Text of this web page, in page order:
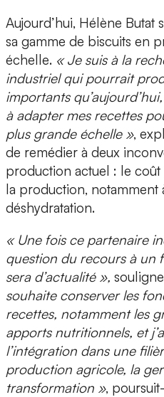
Aujourd’hui, Hélène Butat
sa gamme de biscuits en
échelle. « Je suis à la
industriel qui pourrait
importants
à adapter mes recettes
plus grande échelle »,
de remédier à deux
production actuel : le coût
la production, notamment
déshydratation.
« Une fois ce partenaire
question du recours à un
sera d’actualité »,
souhaite conserver les
recettes, notamment les
apports nutritionnels, et
l’intégration dans une
production agricole, la
transformation »,